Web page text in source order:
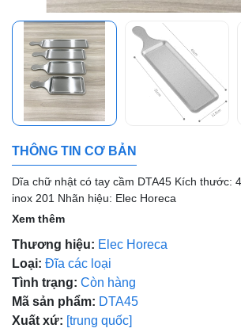
THÔNG TIN CƠ BẢN
Dĩa chữ nhật có tay cầm DTA45 Kích thước:
inox 201 Nhãn hiệu: Elec Horeca
Xem thêm
Thương hiệu: Elec Horeca
Loại: Đĩa các loại
Tình trạng: Còn hàng
Mã sản phẩm: DTA45
Xuất xứ: [trung quốc]
Mã giảm giá:
Điều kiện: